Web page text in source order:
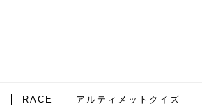
RACE アルティメットクイズ